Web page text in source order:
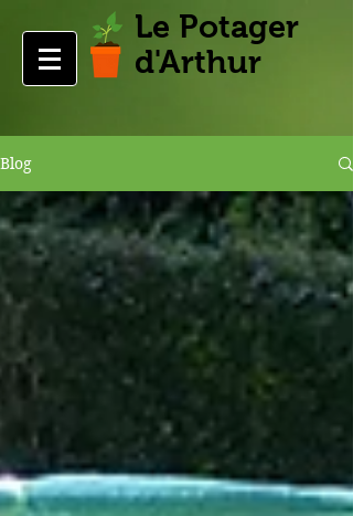
Le Potager
d'Arthur
Blog